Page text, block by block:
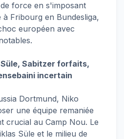
force en s'imposant
Fribourg en Bundesliga,
européen avec
Sabitzer forfaits,
incertain
Dortmund, Niko
une équipe remaniée
crucial au Camp Nou. Le
Süle et le milieu de